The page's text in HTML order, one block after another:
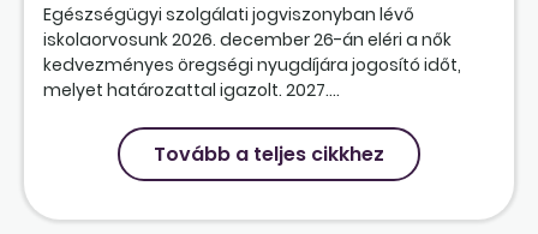
Egészségügyi szolgálati jogviszonyban lévő
iskolaorvosunk 2026. december 26-án eléri a nők
kedvezményes öregségi nyugdíjára jogosító időt,
melyet határozattal igazolt. 2027....
Tovább a teljes cikkhez